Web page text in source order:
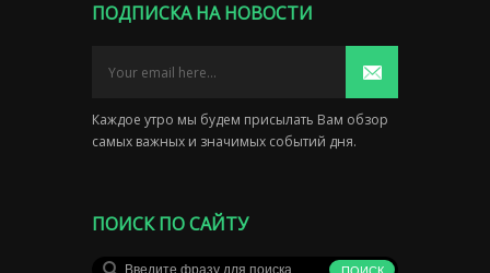
ПОДПИСКА НА НОВОСТИ
Каждое утро мы будем присылать Вам обзор
самых важных и значимых событий дня.
ПОИСК ПО САЙТУ